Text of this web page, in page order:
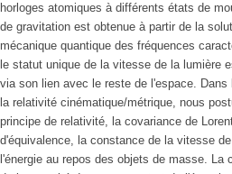
horloges atomiques à différents états de
de gravitation est obtenue à partir de la
mécanique quantique des fréquences
le statut unique de la vitesse de la lumière
via son lien avec le reste de l'espace. Dans
la relativité cinématique/métrique, nous
principe de relativité, la covariance de
d'équivalence, la constance de la vitesse
l'énergie au repos des objets de masse. La